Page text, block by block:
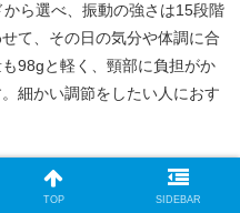
ら選べ、振動の強さは15段階
て、その日の気分や体調に合
98gと軽く、頸部に負担がか
細かい調節をしたい人におす
EMS 温熱
TOP SIDEBAR